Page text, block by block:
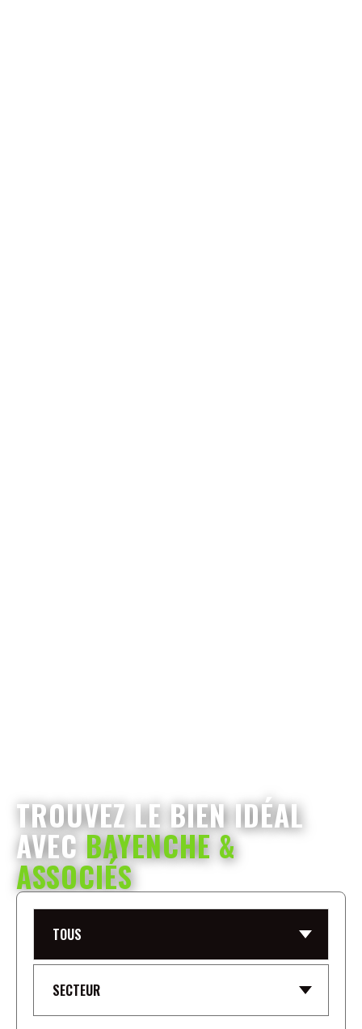
TROUVEZ LE BIEN IDÉAL
AVEC BAYENCHE &
ASSOCIÉS
TOUS
SECTEUR